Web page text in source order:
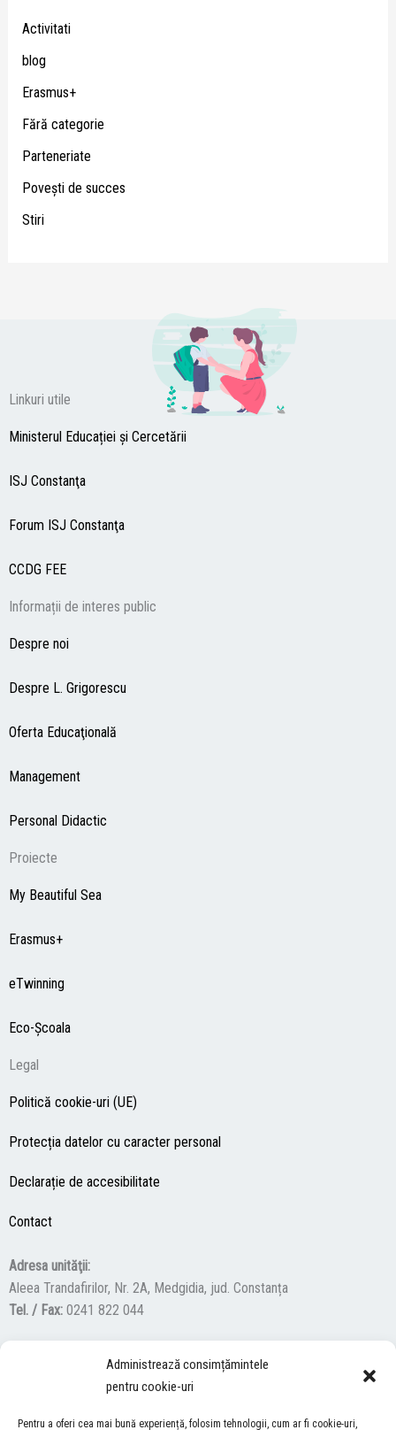
Administrează consimțămintele
pentru cookie-uri
Pentru a oferi cea mai bună experiență, folosim tehnologii, cum ar fi cookie-uri,
Activitati
blog
Erasmus+
Fără categorie
Parteneriate
Poveşti de succes
Stiri
Linkuri utile
Ministerul Educației și Cercetării
ISJ Constanţa
Forum ISJ Constanţa
CCDG FEE
Informații de interes public
Despre noi
Despre L. Grigorescu
Oferta Educaţională
Management
Personal Didactic
Proiecte
My Beautiful Sea
Erasmus+
eTwinning
Eco-Şcoala
Legal
Politică cookie-uri (UE)
Protecția datelor cu caracter personal
Declarație de accesibilitate
Contact
Adresa unităţii:
Aleea Trandafirilor, Nr. 2A, Medgidia, jud. Constanța
Tel. / Fax: 0241 822 044
F
a
c
Y
u
I
s